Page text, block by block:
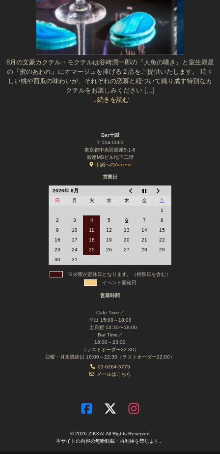
8月の文豪カクテル・モクテルは谷崎潤一郎の『人魚の嘆き』と室生犀星
の『蜜のあわれ』にオマージュを捧げる２品をご提供いたします。 瑞々
しい桃や西瓜の味わいが、それぞれの恋慕と紐づいて織り成す特別なカ
クテルをお楽しみください […]
→続きを読む
Bar十誡
〒104-0061
東京都中央区銀座5-1-8
銀座MSビル地下二階
十誡へのAccess
営業日
2026年 8月
日
月 火 水 木 金
土
1
2
3 4 5 6 7
8
9
10 11 12 13 14
15
16
17 18 19 20 21
22
23
24 25 26 27 28
29
30
31
※火曜が定休日となります。（祝祭日を含む）
イベント開催日
営業時間
Cafe Time／
平日 15:00～18:00
土日祝 13:30〜18:00
Bar Time／
18:00～23:00
（ラストオーダー22:30）
日曜・月末最終日 18:00～22:30（ラストオーダー22:00）
03-6264-5775
メールはこちら
© 2026 ZIKKAI All Rights Reserved
本サイトの内容の無断転載・再利用を禁じます。